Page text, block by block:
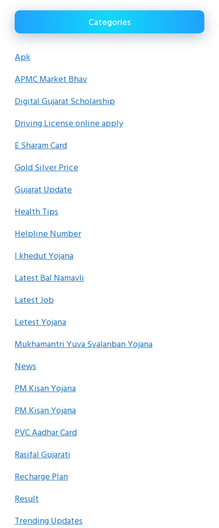
Categories
Apk
APMC Market Bhav
Digital Gujarat Scholarship
Driving License online apply
E Sharam Card
Gold Silver Price
Gujarat Update
Health Tips
Helpline Number
I khedut Yojana
Latest Bal Namavli
Latest Job
Letest Yojana
Mukhamantri Yuva Svalanban Yojana
News
PM Kisan Yojana
PM Kisan Yojana
PVC Aadhar Card
Rasifal Gujarati
Recharge Plan
Result
Trending Updates